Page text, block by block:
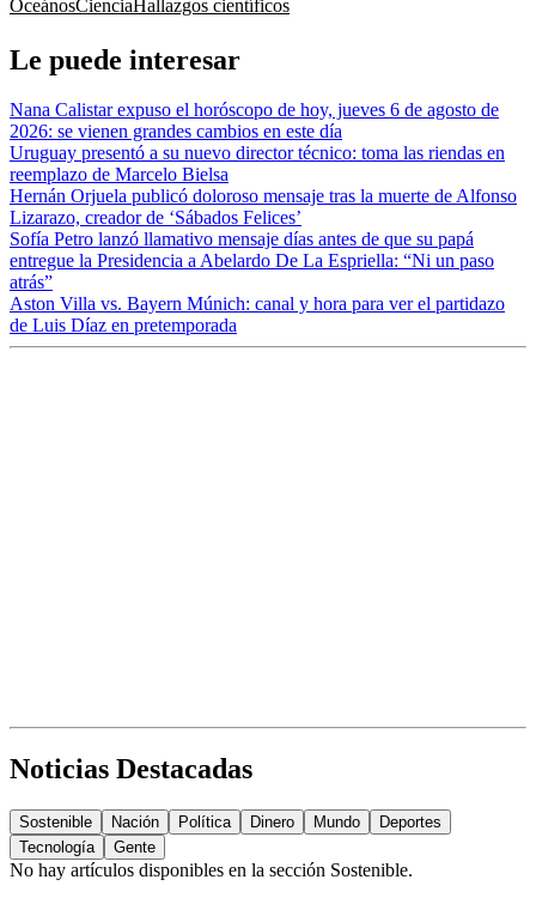
OceánosCienciaHallazgos científicos
Le puede interesar
Nana Calistar expuso el horóscopo de hoy, jueves 6 de agosto de
2026: se vienen grandes cambios en este día
Uruguay presentó a su nuevo director técnico: toma las riendas en
reemplazo de Marcelo Bielsa
Hernán Orjuela publicó doloroso mensaje tras la muerte de Alfonso
Lizarazo, creador de ‘Sábados Felices’
Sofía Petro lanzó llamativo mensaje días antes de que su papá
entregue la Presidencia a Abelardo De La Espriella: “Ni un paso
atrás”
Aston Villa vs. Bayern Múnich: canal y hora para ver el partidazo
de Luis Díaz en pretemporada
Noticias Destacadas
Sostenible Nación Política Dinero Mundo
Deportes
Tecnología
Gente
No hay artículos disponibles en la sección Sostenible.